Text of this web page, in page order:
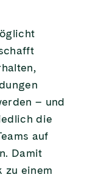
– und
die
auf
Damit
zu einem